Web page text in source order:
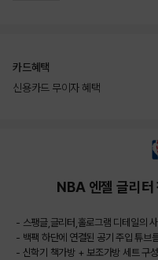
카드혜택
신용카드 무이자 혜택
NBA 엔젤 글리
- 스팽글,글리터,홀로그램 디테일의
- 백팩 하단에 연결된 공기 주입 튜브
- 신학기 책가방 + 보조가방 세트 구성